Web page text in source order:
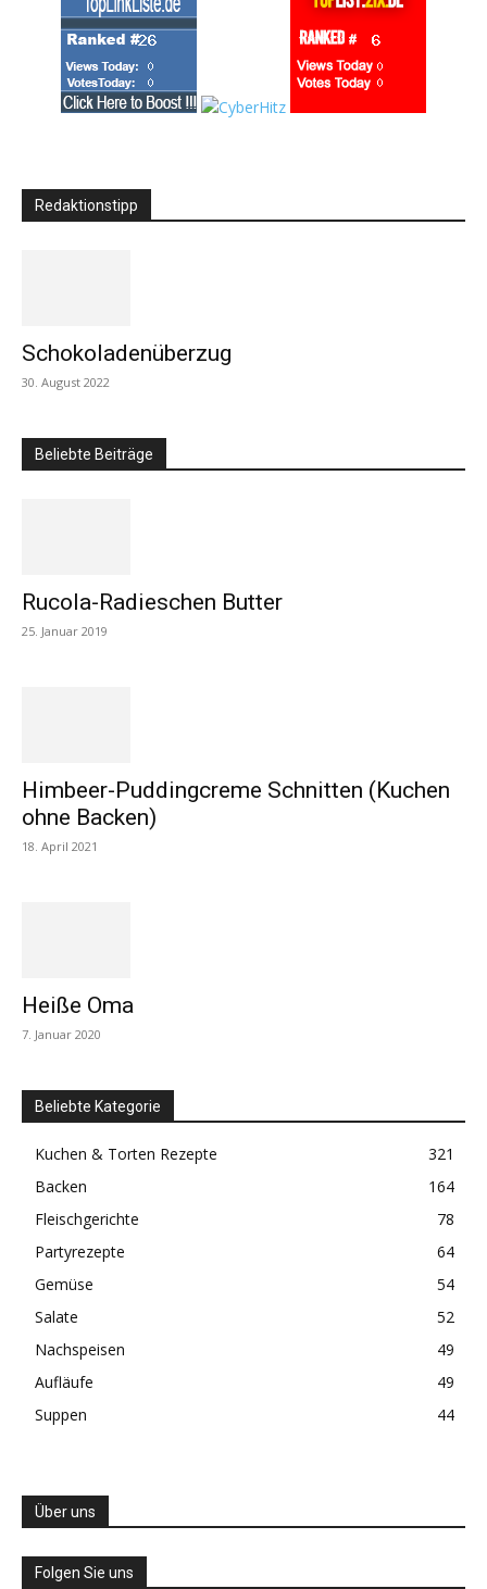
Redaktionstipp
Schokoladenüberzug
30. August 2022
Beliebte Beiträge
Rucola-Radieschen Butter
25. Januar 2019
Himbeer-Puddingcreme Schnitten (Kuchen
ohne Backen)
18. April 2021
Heiße Oma
7. Januar 2020
Beliebte Kategorie
Kuchen & Torten Rezepte
321
Backen
164
Fleischgerichte
78
Partyrezepte
64
Gemüse
54
Salate
52
Nachspeisen
49
Aufläufe
49
Suppen
44
Über uns
Folgen Sie uns